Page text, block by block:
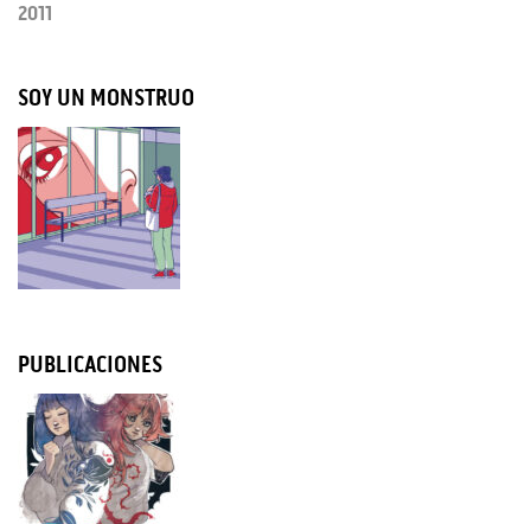
2011
SOY UN MONSTRUO
PUBLICACIONES